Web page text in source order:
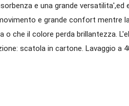
e una grande
e grande confort mentre
che il colore perda brillantezza.
scatola in cartone. Lavaggio a